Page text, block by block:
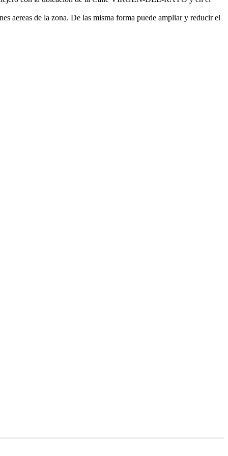
aereas de la zona. De las misma forma puede ampliar y reducir el